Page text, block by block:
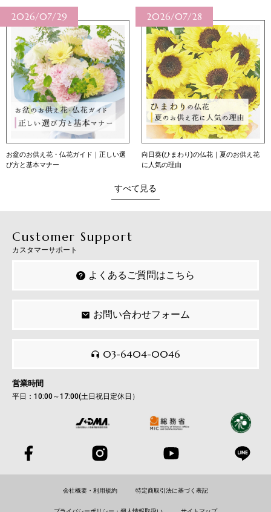
2026/07/29
お盆のお供え花・仏花ガイド｜正しい選
び方と基本マナー
2026/07/28
向日葵(ひまわり)の仏花｜夏のお供え花
に人気の理由
すべて見る
Customer Support
カスタマーサポート
よくあるご質問はこちら
お問い合わせフォーム
03-6404-0046
営業時間
平日：10:00～17:00(土日祝日定休日）
会社概要・利用規約 特定商取引法に基づく表記